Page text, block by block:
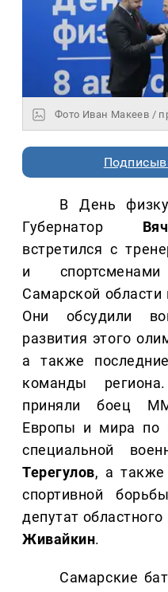
Фото Иван Макеев /
В День
Губернатор
встретился с
и
Самарской
Они обсудили
развития этого
а также
команды
приняли боец
Европы и мира по
специальной
Терегулов, а также
спортивной
депутат
Живайкин.
Самарские